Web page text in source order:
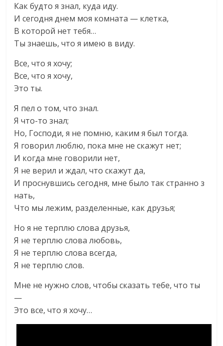
Как будто я знал, куда иду.
И сегодня днем моя комната — клетка,
В которой нет тебя…
Ты знаешь, что я имею в виду.
Все, что я хочу;
Все, что я хочу,
Это ты.
Я пел о том, что знал.
Я что-то знал;
Но, Господи, я не помню, каким я был тогда.
Я говорил люблю, пока мне не скажут нет;
И когда мне говорили нет,
Я не верил и ждал, что скажут да,
И проснувшись сегодня, мне было так странно з
нать,
Что мы лежим, разделенные, как друзья;
Но я не терплю слова друзья,
Я не терплю слова любовь,
Я не терплю слова всегда,
Я не терплю слов.
Мне не нужно слов, чтобы сказать тебе, что ты
—
Это все, что я хочу…